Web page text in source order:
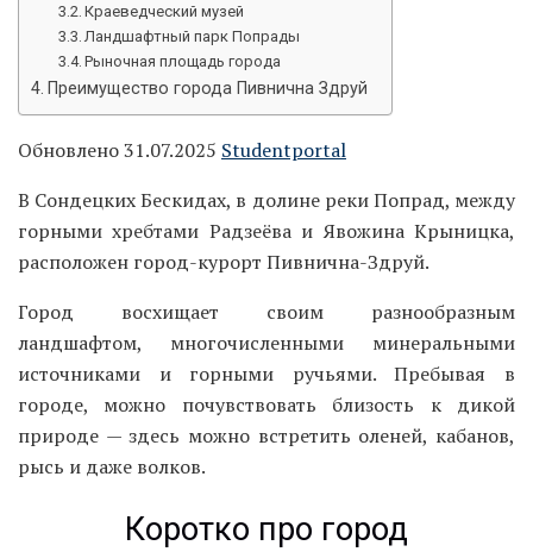
Краеведческий музей
Ландшафтный парк Попрады
Рыночная площадь города
Преимущество города Пивнична Здруй
Обновлено 31.07.2025 Studentportal
В Сондецких Бескидах, в долине реки Попрад, между
горными хребтами Радзеёва и Явожина Крыницка,
расположен город-курорт Пивнична-Здруй.
Город восхищает своим разнообразным
ландшафтом, многочисленными минеральными
источниками и горными ручьями. Пребывая в
городе, можно почувствовать близость к дикой
природе — здесь можно встретить оленей, кабанов,
рысь и даже волков.
Коротко про город